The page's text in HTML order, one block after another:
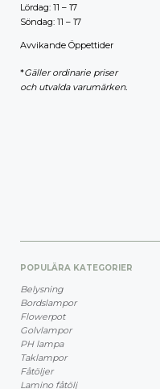
Lördag: 11 – 17
Söndag: 11 – 17
Avvikande Öppettider
*Gäller ordinarie priser
och utvalda varumärken.
POPULÄRA KATEGORIER
Belysning
Bordslampor
Flowerpot
Golvlampor
PH lampa
Taklampor
Fåtöljer
Lamino fåtölj